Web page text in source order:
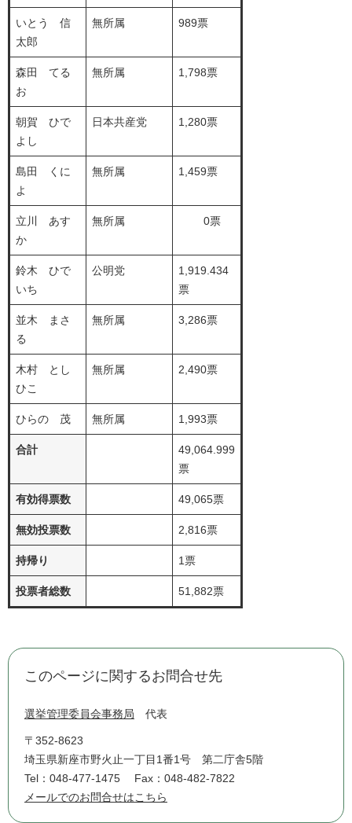
いとう 信
太郎
無所属 989票
森田 てる
お
無所属 1,798票
朝賀 ひで
よし
日本共産党 1,280票
島田 くに
よ
無所属 1,459票
立川 あす
か
無所属 0票
鈴木 ひで
いち
公明党
1,919.434
票
並木 まさ
る
無所属 3,286票
木村 とし
ひこ
無所属 2,490票
ひらの 茂 無所属 1,993票
合計
49,064.999
票
有効得票数 49,065票
無効投票数 2,816票
持帰り 1票
投票者総数 51,882票
このページに関するお問合せ先
選挙管理委員会事務局 代表
〒352-8623
埼玉県新座市野火止一丁目1番1号 第二庁舎5階
Tel：048-477-1475
Fax：048-482-7822
メールでのお問合せはこちら